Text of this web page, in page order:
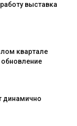
выставка
квартале
динамично